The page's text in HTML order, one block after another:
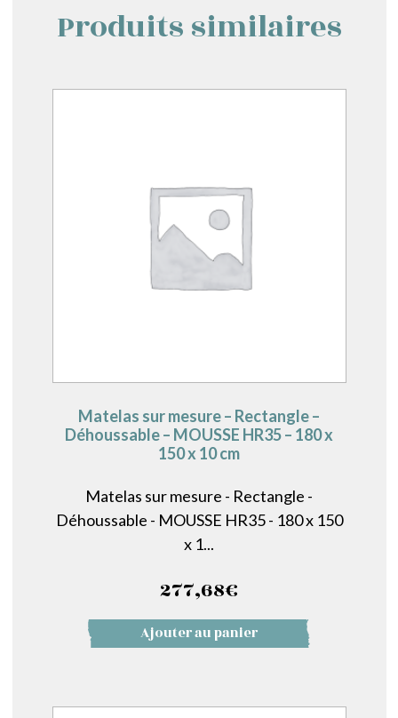
Produits similaires
Matelas sur mesure – Rectangle –
Déhoussable – MOUSSE HR35 – 180 x
150 x 10 cm
Matelas sur mesure - Rectangle -
Déhoussable - MOUSSE HR35 - 180 x 150
x 1...
277,68€
Ajouter au panier